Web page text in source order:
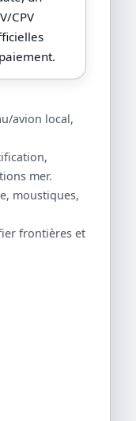
CPV
avion local,
mer.
moustiques,
frontières et